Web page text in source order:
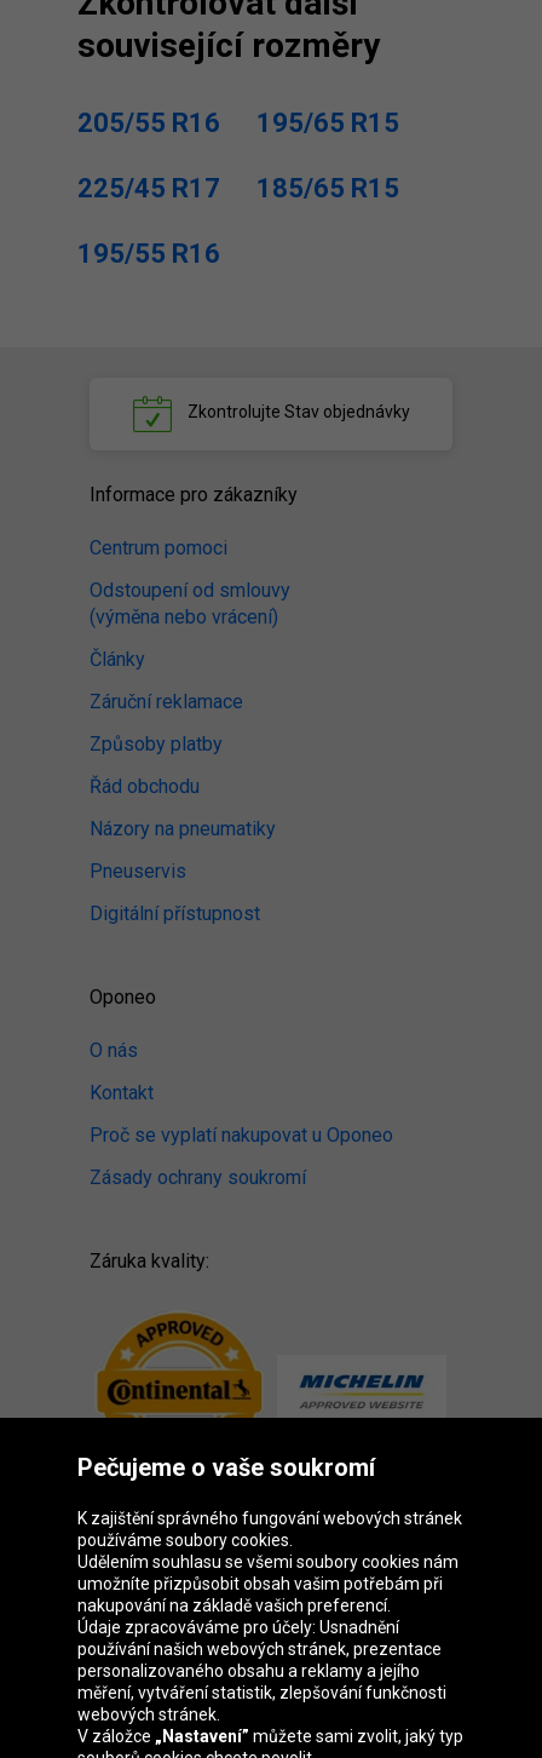
související rozměry
205/55 R16 195/65 R15
225/45 R17 185/65 R15
195/55 R16
Zkontrolujte Stav objednávky
Informace pro zákazníky
Centrum pomoci
Odstoupení od smlouvy
(výměna nebo vrácení)
Články
Záruční reklamace
Způsoby platby
Řád obchodu
Názory na pneumatiky
Pneuservis
Digitální přístupnost
Oponeo
O nás
Kontakt
Proč se vyplatí nakupovat u Oponeo
Zásady ochrany soukromí
Záruka kvality:
Skupina Oponeo
Belgique Deutschland Éire España
Pečujeme o vaše soukromí
K zajištění správného fungování webových stránek
používáme soubory cookies.
Udělením souhlasu se všemi soubory cookies nám
umožníte přizpůsobit obsah vašim potřebám při
nakupování na základě vašich preferencí.
Údaje zpracováváme pro účely: Usnadnění
používání našich webových stránek, prezentace
personalizovaného obsahu a reklamy a jejího
měření, vytváření statistik, zlepšování funkčnosti
webových stránek.
V záložce „Nastavení” můžete sami zvolit, jaký typ